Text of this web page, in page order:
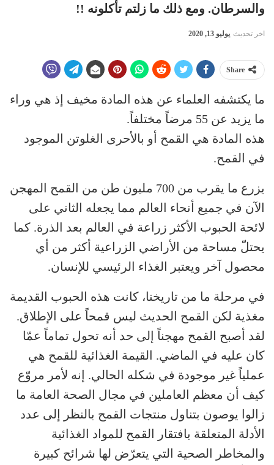
والسرطان. ومع ذلك ما زلتم تأكلونه !!
اخر تحديث يوليو 13, 2020
Share
ما يكتشفه العلماء عن هذه المادة مخيف إذ هي وراء
ما يزيد عن 55 مرضاً مختلفاً.
هذه المادة هي القمح أو بالأحرى الغلوتن الموجود
في القمح.
يزرع ما يقرب من 700 مليون طن من القمح المهجن
الآن في جميع أنحاء العالم مما يجعله الثاني على
لائحة الحبوب الأكثر زراعة في العالم بعد الذرة. كما
يحتلّ مساحة من الأراضي الزراعية أكثر من أي
محصول آخر ويعتبر الغذاء الرئيسي للإنسان.
في مرحلة ما من تاريخنا، كانت هذه الحبوب القديمة
مغذية لكن القمح الحديث ليس قمحاً على الإطلاق.
لقد أصبح القمح مهجناً إلى حد أنه تحول تماماً عمّا
كان عليه في الماضي. القيمة الغذائية للقمح هي
عملياً غير موجودة في شكله الحالي. إنه لأمر مروّع
كيف أن معظم العاملين في مجال الصحة العامة ما
زالوا يوصون بتناول منتجات القمح بالنظر إلى عدد
الأدلة المتعلقة بافتقار القمح للمواد الغذائية
والمخاطر الصحية التي يتعرّض لها شرائح كبيرة